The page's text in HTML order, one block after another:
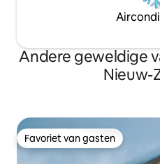
Andere geweldige
Nieuw-
Favoriet van gasten
Favoriet van gasten